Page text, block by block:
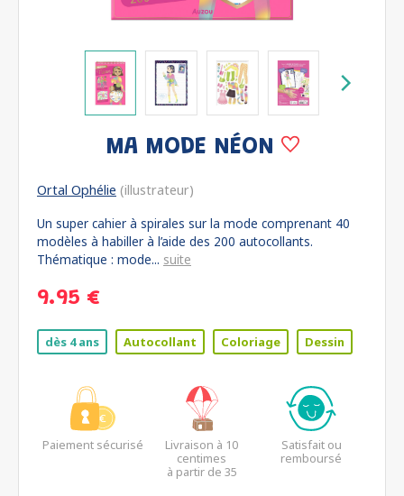
MA MODE NÉON
Ortal Ophélie (illustrateur)
Un super cahier à spirales sur la mode comprenant 40
modèles à habiller à l’aide des 200 autocollants.
Thématique : mode... suite
9.95 €
dès 4 ans Autocollant Coloriage Dessin
Paiement sécurisé
Livraison à 10
centimes
à partir de 35
Satisfait ou
remboursé